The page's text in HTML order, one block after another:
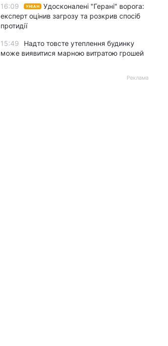
16:09 УНІАН
Удосконалені "Герані" ворога:
експерт оцінив загрозу та розкрив спосіб
протидії
15:49
Надто товсте утеплення будинку
може виявитися марною витратою грошей
Реклама